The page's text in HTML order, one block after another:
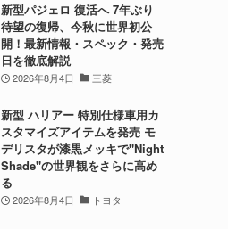
新型パジェロ 復活へ 7年ぶり
待望の復帰、今秋に世界初公
開！最新情報・スペック・発売
日を徹底解説
2026年8月4日 三菱
新型 ハリアー 特別仕様車用カ
スタマイズアイテムを発売 モ
デリスタが漆黒メッキで"Night
Shade"の世界観をさらに高め
る
2026年8月4日 トヨタ